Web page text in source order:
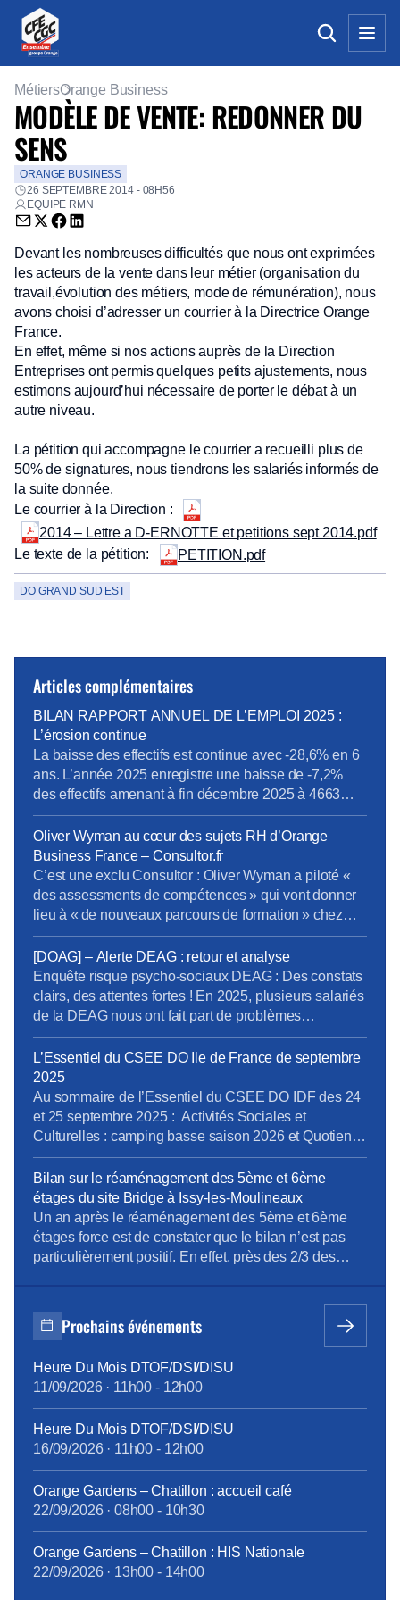
MétiersOrange Business
MODÈLE DE VENTE: REDONNER DU
SENS
ORANGE BUSINESS
26 SEPTEMBRE 2014 - 08H56
EQUIPE RMN
Envoyer par email (nouvelle fenêtre)
Partager sur Twitter (nouvelle fenêtre)
Partager sur Facebook (nouvelle fenêtre)
Partager sur LinkedIn (nouvelle fenêtre)
Devant les nombreuses difficultés que nous ont exprimées
les acteurs de la vente dans leur métier (organisation du
travail,évolution des métiers, mode de rémunération), nous
avons choisi d’adresser un courrier à la Directrice Orange
France.
En effet, même si nos actions auprès de la Direction
Entreprises ont permis quelques petits ajustements, nous
estimons aujourd’hui nécessaire de porter le débat à un
autre niveau.
La pétition qui accompagne le courrier a recueilli plus de
50% de signatures, nous tiendrons les salariés informés de
la suite donnée.
Le courrier à la Direction :
2014 – Lettre a D-ERNOTTE et petitions sept 2014.pdf
Le texte de la pétition:
PETITION.pdf
DO GRAND SUD EST
Articles complémentaires
BILAN RAPPORT ANNUEL DE L’EMPLOI 2025 :
L’érosion continue
La baisse des effectifs est continue avec -28,6% en 6
ans. L’année 2025 enregistre une baisse de -7,2%
des effectifs amenant à fin décembre 2025 à 4663
salariés sur le périmètre de SCE. La baisse des
effectifs en 2025 est le résultat de 277 départs
définitifs : 196 retraites, 8 démissions, 2
licenciements, 64 RCI […]
Oliver Wyman au cœur des sujets RH d’Orange
Business France – Consultor.fr
C’est une exclu Consultor : Oliver Wyman a piloté «
des assessments de compétences » qui vont donner
lieu à « de nouveaux parcours de formation » chez
Orange Business Franceà partir de septembre 2026,
l’enjeu et le périmètre de la mission étant beaucoup
plus larges selon des sources internes. L’information
relative au pilotage de sessions d’évaluation des
compétences par Oliver Wyman, est […]
[DOAG] – Alerte DEAG : retour et analyse
Enquête risque psycho-sociaux DEAG : Des constats
clairs, des attentes fortes ! En 2025, plusieurs salariés
de la DEAG nous ont fait part de problèmes
organisationnels récurrents et de l’impact sur leur
personne. La CFE-CGC a donc déclenché
immédiatement une Alerte auprès de la Direction pour
connaitre les conséquences psycho-sociales ; cette
investigation a permis aux salariés de […]
L’Essentiel du CSEE DO Ile de France de septembre
2025
Au sommaire de l’Essentiel du CSEE DO IDF des 24
et 25 septembre 2025 : Activités Sociales et
Culturelles : camping basse saison 2026 et Quotient
Familial Boutiques : de nouvelles fermetures et une
relocalisation Orientations en matière d’Immobilier :
Plan Schéma Directeur Immobilier Territorial DO IDF
Rapport annuel sur la situation comparée des
conditions […]
Bilan sur le réaménagement des 5ème et 6ème
étages du site Bridge à Issy-les-Moulineaux
Un an après le réaménagement des 5ème et 6ème
étages force est de constater que le bilan n’est pas
particulièrement positif. En effet, près des 2/3 des
avoir à déranger leurs collègues. Focaliser sur le
rappel des règles de vie, […]
Prochains événements
Heure Du Mois DTOF/DSI/DISU
11/09/2026· 11h00 - 12h00
Heure Du Mois DTOF/DSI/DISU
16/09/2026· 11h00 - 12h00
Orange Gardens – Chatillon : accueil café
22/09/2026· 08h00 - 10h30
Orange Gardens – Chatillon : HIS Nationale
22/09/2026· 13h00 - 14h00